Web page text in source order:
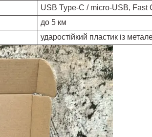
USB Type-C / micro-USB, Fast
до 5 км
ударостійкий пластик із